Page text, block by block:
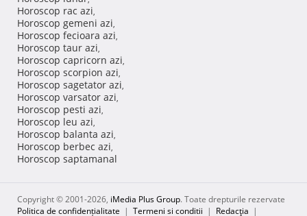
Horoscop rac azi,
Horoscop gemeni azi,
Horoscop fecioara azi,
Horoscop taur azi,
Horoscop capricorn azi,
Horoscop scorpion azi,
Horoscop sagetator azi,
Horoscop varsator azi,
Horoscop pesti azi,
Horoscop leu azi,
Horoscop balanta azi,
Horoscop berbec azi,
Horoscop saptamanal
Copyright © 2001-2026, iMedia Plus Group. Toate drepturile rezervate
Politica de confidențialitate | Termeni si conditii | Redacţia |